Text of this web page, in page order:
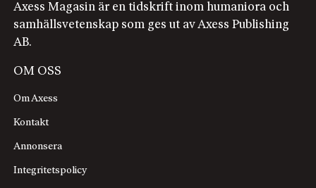
Axess Magasin är en tidskrift inom humaniora och
samhällsvetenskap som ges ut av Axess Publishing
AB.
OM OSS
Om Axess
Kontakt
Annonsera
Integritetspolicy